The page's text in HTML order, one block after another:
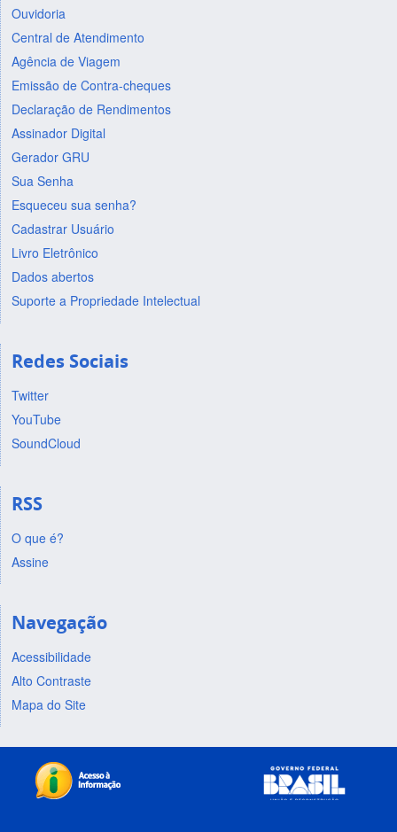
Ouvidoria
Central de Atendimento
Agência de Viagem
Emissão de Contra-cheques
Declaração de Rendimentos
Assinador Digital
Gerador GRU
Sua Senha
Esqueceu sua senha?
Cadastrar Usuário
Livro Eletrônico
Dados abertos
Suporte a Propriedade Intelectual
Redes Sociais
Twitter
YouTube
SoundCloud
RSS
O que é?
Assine
Navegação
Acessibilidade
Alto Contraste
Mapa do Site